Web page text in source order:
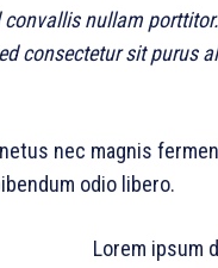
nullam
consectetur sit purus
nec magnis
odio libero.
Lorem ipsum